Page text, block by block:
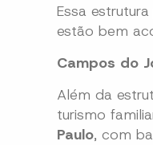
Essa
estão bem
Campos do
Além da
turismo
Paulo, com